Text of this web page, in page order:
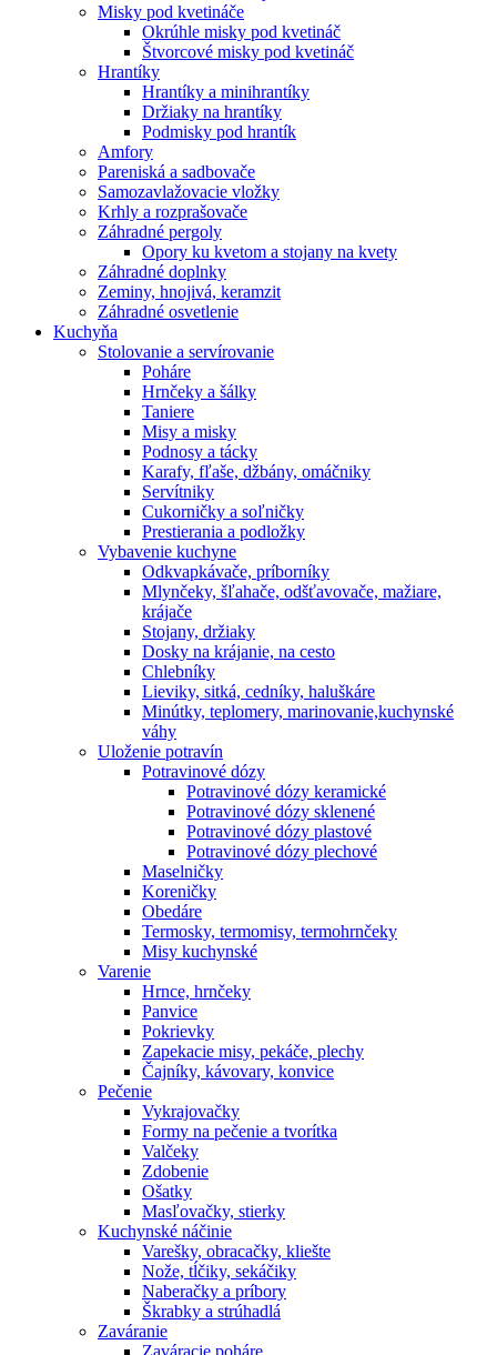
Misky pod kvetináče
Okrúhle misky pod kvetináč
Štvorcové misky pod kvetináč
Hrantíky
Hrantíky a minihrantíky
Držiaky na hrantíky
Podmisky pod hrantík
Amfory
Pareniská a sadbovače
Samozavlažovacie vložky
Krhly a rozprašovače
Záhradné pergoly
Opory ku kvetom a stojany na kvety
Záhradné doplnky
Zeminy, hnojivá, keramzit
Záhradné osvetlenie
Kuchyňa
Stolovanie a servírovanie
Poháre
Hrnčeky a šálky
Taniere
Misy a misky
Podnosy a tácky
Karafy, fľaše, džbány, omáčniky
Servítniky
Cukorničky a soľničky
Prestierania a podložky
Vybavenie kuchyne
Odkvapkávače, príborníky
Mlynčeky, šľahače, odšťavovače, mažiare,
krájače
Stojany, držiaky
Dosky na krájanie, na cesto
Chlebníky
Lieviky, sitká, cedníky, haluškáre
Minútky, teplomery, marinovanie,kuchynské
váhy
Uloženie potravín
Potravinové dózy
Potravinové dózy keramické
Potravinové dózy sklenené
Potravinové dózy plastové
Potravinové dózy plechové
Maselničky
Koreničky
Obedáre
Termosky, termomisy, termohrnčeky
Misy kuchynské
Varenie
Hrnce, hrnčeky
Panvice
Pokrievky
Zapekacie misy, pekáče, plechy
Čajníky, kávovary, konvice
Pečenie
Vykrajovačky
Formy na pečenie a tvorítka
Valčeky
Zdobenie
Ošatky
Masľovačky, stierky
Kuchynské náčinie
Varešky, obracačky, kliešte
Nože, tĺčiky, sekáčiky
Naberačky a príbory
Škrabky a strúhadlá
Zaváranie
Zaváracie poháre